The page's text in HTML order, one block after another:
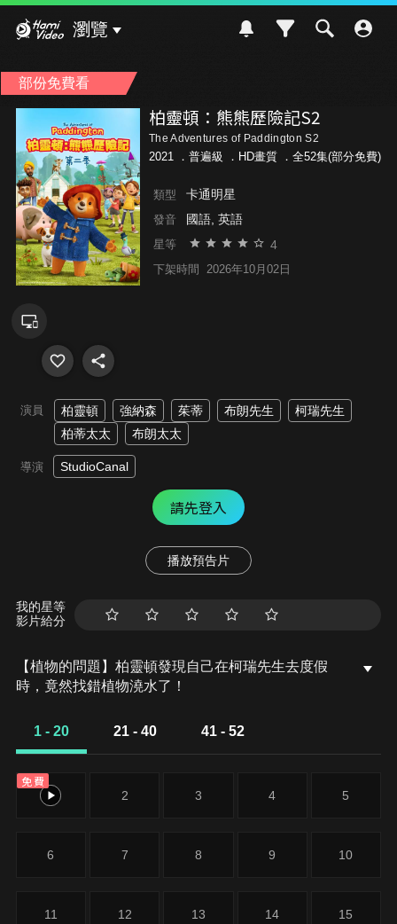
瀏覽
部份免費看
柏靈頓：熊熊歷險記S2
The Adventures of Paddington S2
2021 ． 普遍級 ．HD畫質 ．全52集(部分免費)
類型 卡通明星
發音 國語, 英語
星等 4
下架時間 2026年10月02日
演員 柏靈頓 強納森 茱蒂 布朗先生
柯瑞先生
柏蒂太太
布朗太太
導演 StudioCanal
請先登入
播放預告片
我的星等
影片給分
【植物的問題】柏靈頓發現自己在柯瑞先生去度假
時，竟然找錯植物澆水了！
1 - 20 21 - 40 41 - 52
免費
1 2 3 4 5
6 7 8 9 10
11 12 13 14 15